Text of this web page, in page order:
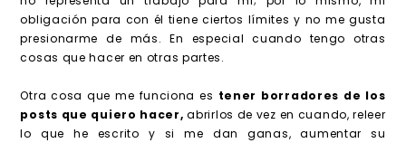
obligación para con él tiene ciertos límites y no me gusta
presionarme de más. En especial cuando tengo otras
cosas que hacer en otras partes.
Otra cosa que me funciona es tener borradores de los
posts que quiero hacer, abrirlos de vez en cuando, releer
lo que he escrito y si me dan ganas, aumentar su